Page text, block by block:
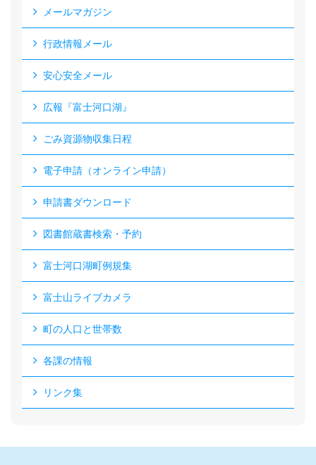
メールマガジン
行政情報メール
安心安全メール
広報『富士河口湖』
ごみ資源物収集日程
電子申請（オンライン申請）
申請書ダウンロード
図書館蔵書検索・予約
富士河口湖町例規集
富士山ライブカメラ
町の人口と世帯数
各課の情報
リンク集